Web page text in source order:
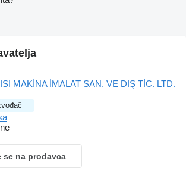
MAKİNA İMALAT SAN. VE DIŞ TİC. LTD.
se na prodavca